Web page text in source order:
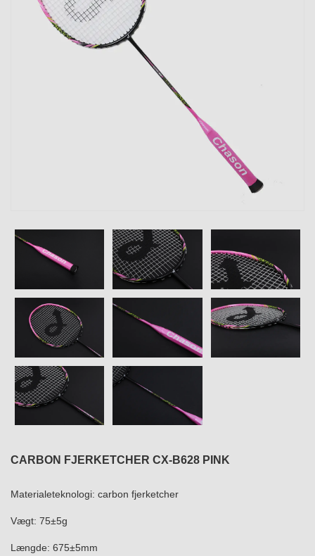
CARBON FJERKETCHER CX-B628 PINK
Materialeteknologi: carbon fjerketcher
Vægt: 75±5g
Længde: 675±5mm